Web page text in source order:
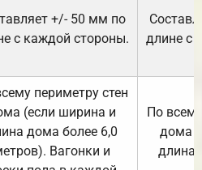
+/- 50 мм по
с каждой стороны.
длине с
периметру стен
(если ширина и
дома более 6,0
Вагонки и
По
дома
длина